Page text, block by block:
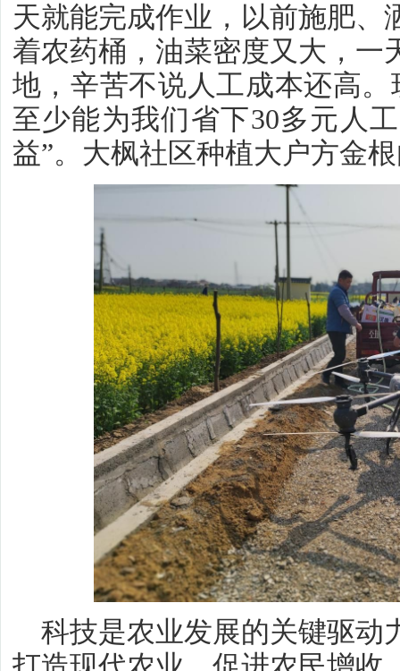
天就能完成作业，以前施肥、
着农药桶，油菜密度又大，一
地，辛苦不说人工成本还高
至少能为我们省下30多元人
益”。大枫社区种植大户方金
科技是农业发展的关键驱动